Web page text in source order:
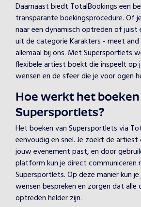
Daarnaast biedt TotalBookings een
transparante boekingsprocedure. Of
naar een dynamisch optreden of
uit de categorie Karakters - meet
allemaal bij ons. Met Supersportlets
flexibele artiest boekt die inspeelt op
wensen en de sfeer die je voor ogen
Hoe werkt het boeken
Supersportlets?
Het boeken van Supersportlets via
eenvoudig en snel. Je zoekt de
jouw evenement past, en door
platform kun je direct communiceren
Supersportlets. Op deze manier kun
wensen bespreken en zorgen dat alle
optreden helder zijn.